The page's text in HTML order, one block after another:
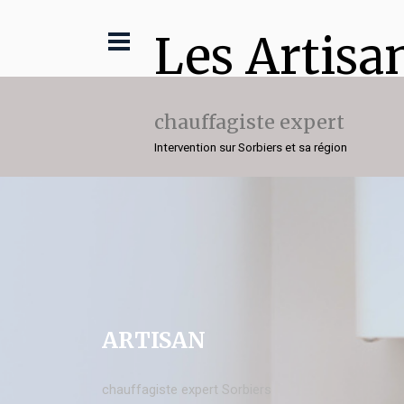
Les
chauffagiste expert
Intervention sur Sorbiers et sa région
ARTISAN
chauffagiste expert Sorbiers